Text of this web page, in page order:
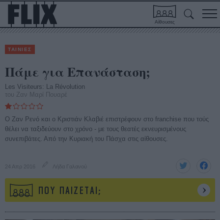
Αίθουσες
ΤΑΙΝΙΕΣ
Πάμε για Επανάσταση;
Les Visiteurs: La Révolution
του Ζαν Μαρί Πουαρέ
Ο Ζαν Ρενό και ο Κριστιάν Κλαβιέ επιστρέφουν στο franchise που τούς
θέλει να ταξιδεύουν στο χρόνο - με τους θεατές εκνευρισμένους
συνεπιβάτες. Από την Κυριακή του Πάσχα στις αίθουσες.
24 Απρ 2016 Λήδα Γαλανού
ΠΟΥ ΠΑΙΖΕΤΑΙ;